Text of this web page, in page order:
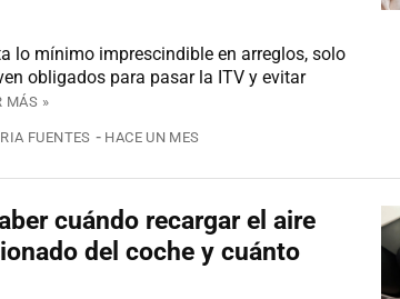
lo mínimo imprescindible en arreglos, solo
obligados para pasar la ITV y evitar
MÁS »
FUENTES HACE UN MES
cuándo recargar el aire
del coche y cuánto